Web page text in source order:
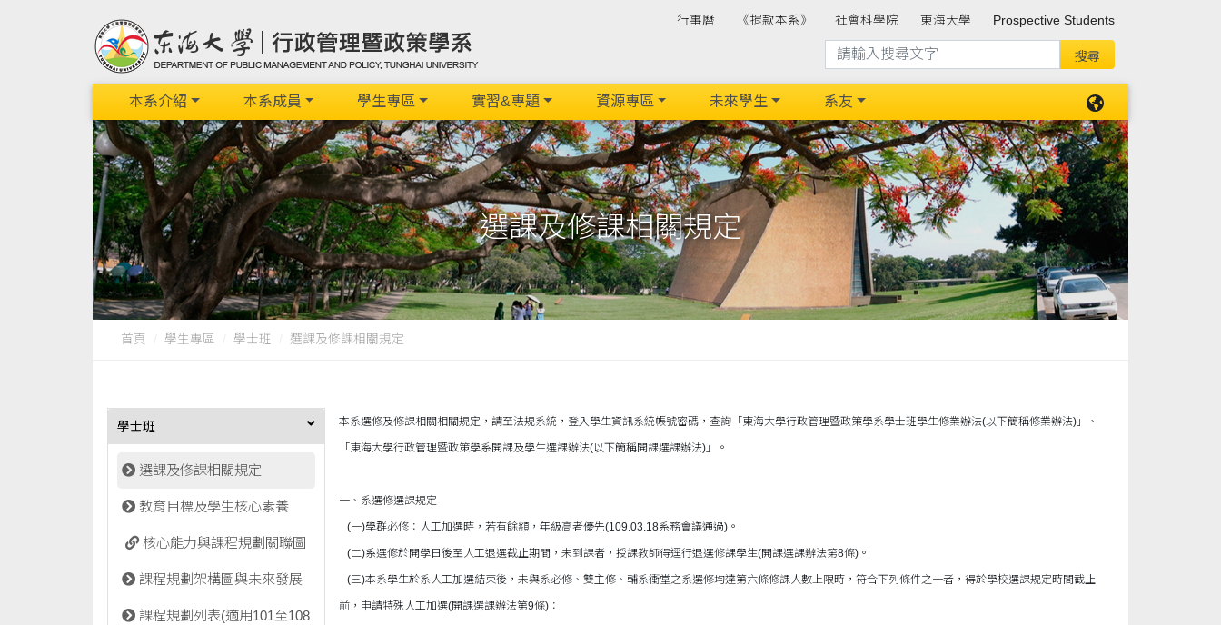
行事曆 《捐款本系》 社會科學院 東海大學 Prospective Students
本系介紹 本系成員 學生專區 實習&專題 資源專區 未來學生 系友
選課及修課相關規定
首頁 學生專區 學士班 選課及修課相關規定
學士班
選課及修課相關規定
教育目標及學生核心素養
核心能力與課程規劃關聯圖
課程規劃架構圖與未來發展
課程規劃列表(適用101至108
本系選修及修課相關相關規定，請至法規系統，登入學生資訊系統帳號密碼，查詢「東海大學行政管理暨政策學系學士班學生修業辦法(以下簡稱修業辦法)」、
「東海大學行政管理暨政策學系開課及學生選課辦法(以下簡稱開課選課辦法)」。
一、系選修選課規定
(一)學群必修：人工加選時，若有餘額，年級高者優先(109.03.18系務會議通過)。
(二)系選修於開學日後至人工退選截止期間，未到課者，授課教師得逕行退選修課學生(開課選課辦法第8條)。
(三)本系學生於系人工加選結束後，未與系必修、雙主修、輔系衝堂之系選修均達第六條修課人數上限時，符合下列條件之一者，得於學校選課規定時間截止
前，申請特殊人工加選(開課選課辦法第9條)：